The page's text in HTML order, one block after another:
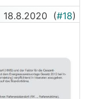
18.8.2020 (#18)